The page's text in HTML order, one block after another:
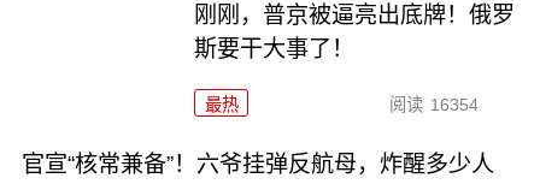
刚刚，普京被逼亮出底牌！俄罗
斯要干大事了！
最热 阅读 16354
官宣“核常兼备”！六爷挂弹反航母，炸醒多少人